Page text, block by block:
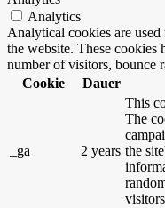
Analytics
Analytical cookies are
the website. These
number of visitors, bounce
Cookie
Dauer
_ga 2 years
This
The
the